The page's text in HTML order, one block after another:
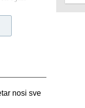
nosi sve